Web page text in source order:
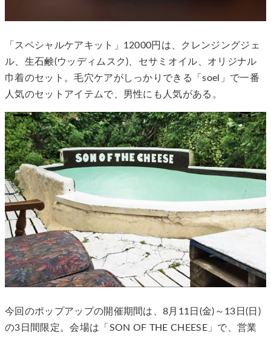
「スペシャルケアキット」12000円は、クレンジングジェ
ル、生石鹸(ウッディムスク)、セサミオイル、オリジナル
巾着のセット。毛穴ケアがしっかりできる「soel」で一番
人気のセットアイテムで、男性にも人気がある。
今回のポップアップの開催期間は、8月11日(金)～13日(日)
の3日間限定。会場は「SON OF THE CHEESE」で、営業